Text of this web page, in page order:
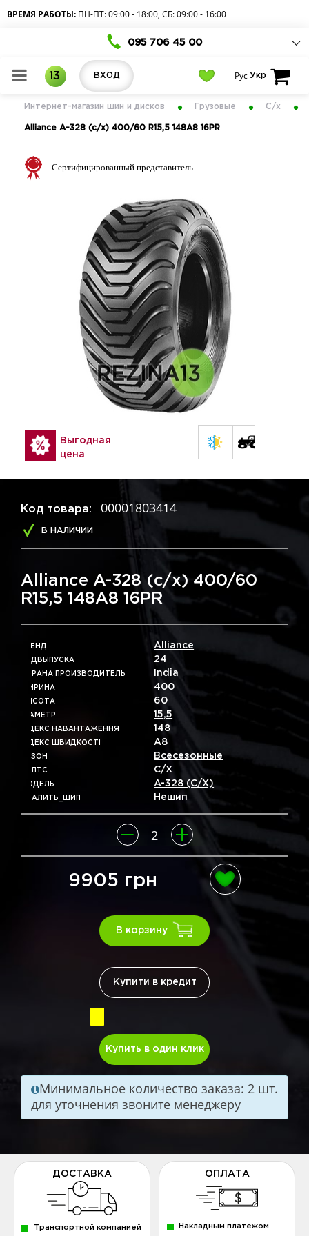
ВРЕМЯ РАБОТЫ: ПН-ПТ: 09:00 - 18:00, СБ: 09:00 - 16:00
095 706 45 00
13 ВХОД Рус Укр
Интернет-магазин шин и дисков Грузовые С/х
Alliance A-328 (с/х) 400/60 R15,5 148A8 16PR
Сертифицированный представитель
Выгодная
цена
Код товара: 00001803414
В НАЛИЧИИ
Alliance A-328 (с/х) 400/60
R15,5 148A8 16PR
БРЕНД Alliance
ГОДВЫПУСКА 24
СТРАНА ПРОИЗВОДИТЕЛЬ India
ШИРИНА 400
ВЫСОТА 60
ДІАМЕТР 15,5
ІНДЕКС НАВАНТАЖЕННЯ 148
ІНДЕКС ШВИДКОСТІ A8
СЕЗОН Всесезонные
ТИПТС С/х
МОДЕЛЬ A-328 (с/х)
УДАЛИТЬ_ШИП Нешип
9905 грн
В корзину
Купити в кредит
Купить в один клик
Минимальное количество заказа: 2 шт.
для уточнения звоните менеджеру
ДОСТАВКА
Транспортной компанией
ОПЛАТА
Накладным платежом